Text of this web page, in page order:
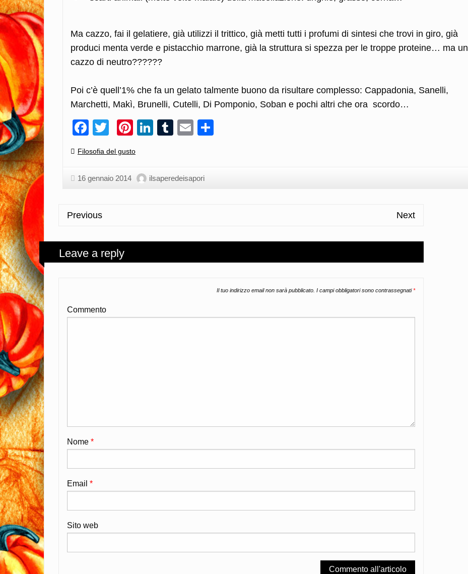
Ma cazzo, fai il gelatiere, già utilizzi il trittico, già metti tutti i profumi di sintesi che trovi in giro, già
produci menta verde e pistacchio marrone, già la struttura si spezza per le troppe proteine… ma un
cazzo di neutro??????
Poi c’è quell’1% che fa un gelato talmente buono da risultare complesso: Cappadonia, Sanelli,
Marchetti, Makì, Brunelli, Cutelli, Di Pomponio, Soban e pochi altri che ora scordo…
Facebook
TwitterPinterest
LinkedIn
Tumblr
Email
Categories:
Filosofia del gusto
16 gennaio 2014 ilsaperedeisapori
Previous Next
Leave a reply
Il tuo indirizzo email non sarà pubblicato. I campi obbligatori sono contrassegnati*
Commento
Nome *
Email *
Sito web